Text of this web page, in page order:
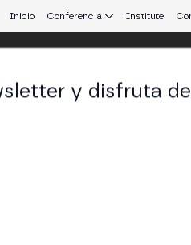
Inicio Conferencia Institute
y Latinoamérica.
y disfruta